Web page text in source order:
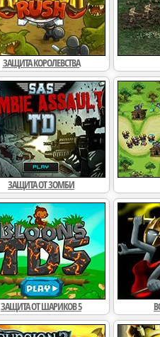
Башенки 2
Защита королевства
Война 1917
Эпоха войны 2
ЗАЩИТА КОРОЛЕВСТВА
ЗАЩИТА ОТ ЗОМБИ
ЗАЩИТА ОТ ШАРИКОВ 5